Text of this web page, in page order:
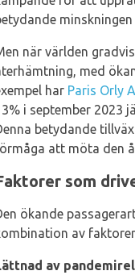
när världen
med
har Paris Orly
i september 2023
betydande
att möta den
som
ökande
av
av